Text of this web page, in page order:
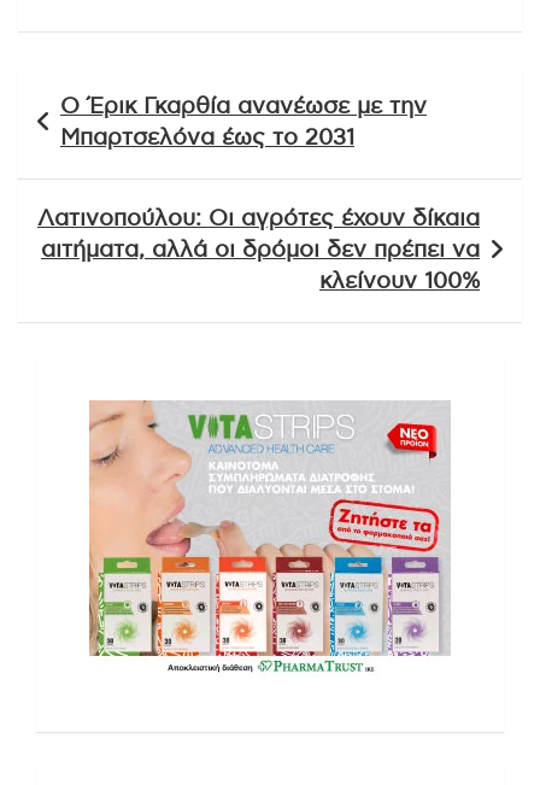
άρθρων
Ο Έρικ Γκαρθία ανανέωσε με την
Μπαρτσελόνα έως το 2031
Λατινοπούλου: Οι αγρότες έχουν δίκαια
αιτήματα, αλλά οι δρόμοι δεν πρέπει να
κλείνουν 100%